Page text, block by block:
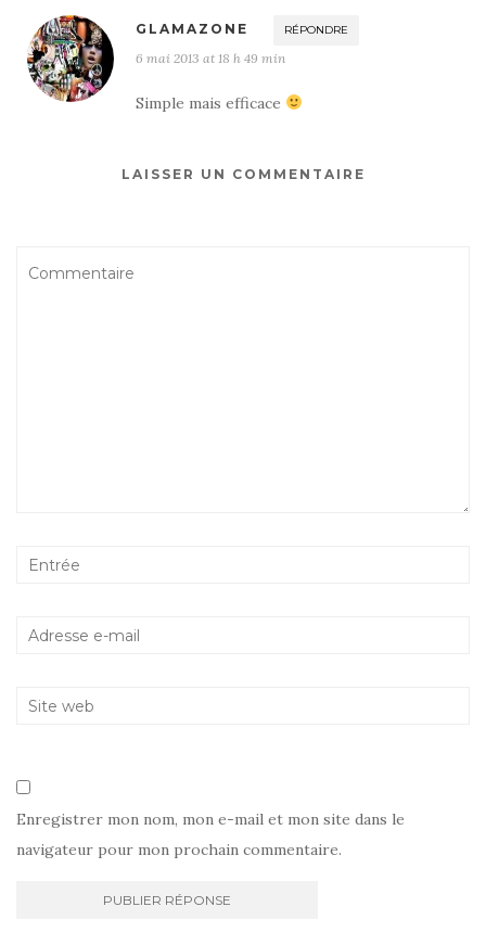
GLAMAZONE RÉPONDRE
6 mai 2013 at 18 h 49 min
Simple mais efficace
LAISSER UN COMMENTAIRE
Enregistrer mon nom, mon e-mail et mon site dans le
navigateur pour mon prochain commentaire.